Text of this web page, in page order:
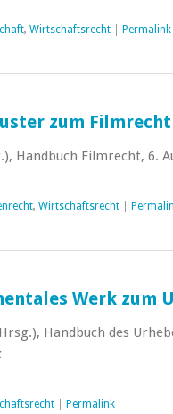
, Wirtschaftsrecht| Permalink
zum Filmrecht
Handbuch Filmrecht, 6.
, Wirtschaftsrecht|
Werk zum
Handbuch des
| Permalink